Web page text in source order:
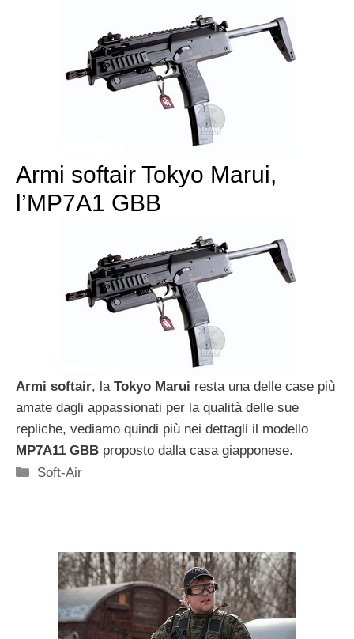
Armi softair Tokyo Marui,
l’MP7A1 GBB
Armi softair, la Tokyo Marui resta una delle case più
amate dagli appassionati per la qualità delle sue
repliche, vediamo quindi più nei dettagli il modello
MP7A11 GBB proposto dalla casa giapponese.
Categorie
Soft-Air